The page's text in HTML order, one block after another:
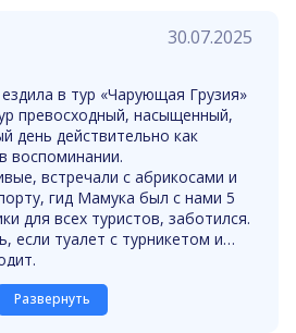
30.07.2025
в тур «Чарующая Грузия»
превосходный, насыщенный,
день действительно как
воспоминании.
встречали с абрикосами и
гид Мамука был с нами 5
для всех туристов, заботился.
если туалет с турникетом и
и заселили . Проведи
организовали экскурсию в
Мартивильские каньоны.
Развернуть